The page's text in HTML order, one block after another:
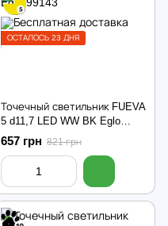
ОСТАЛОСЬ 23 ДНЯ
Точечный светильник FUEVA
5 d11,7 LED WW BK Eglo
99143
657 грн 821 грн